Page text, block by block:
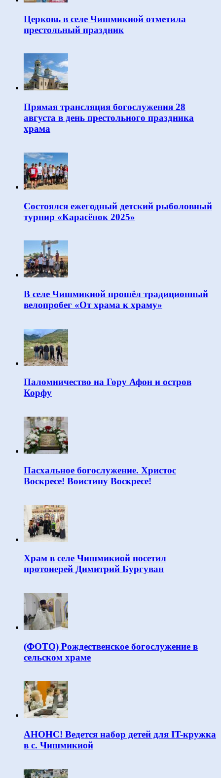
Церковь в селе Чишмикиой отметила
престольный праздник
Прямая трансляция богослужения 28
августа в день престольного праздника
храма
Состоялся ежегодный детский рыболовный
турнир «Карасёнок 2025»
В селе Чишмикиой прошёл традиционный
велопробег «От храма к храму»
Паломничество на Гору Афон и остров
Корфу
Пасхальное богослужение. Христос
Воскресе! Воистину Воскресе!
Храм в селе Чишмикиой посетил
протоиерей Димитрий Бургуван
(ФОТО) Рождественское богослужение в
сельском храме
АНОНС! Ведется набор детей для IT-кружка
в с. Чишмикиой